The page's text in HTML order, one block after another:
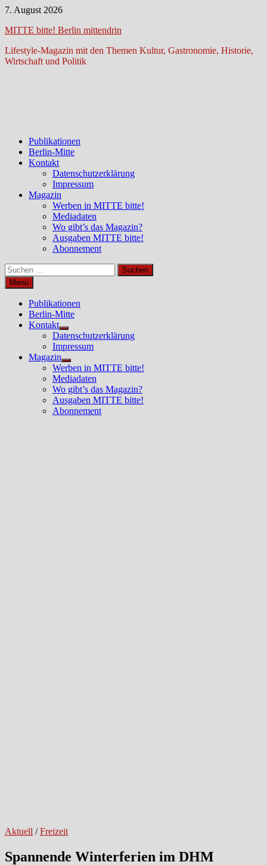
Zum
springen
7. August 2026
MITTE bitte! Berlin mittendrin
Lifestyle-Magazin mit den Themen Kultur, Gastronomie, Historie,
Wirtschaft und Politik
Publikationen
Berlin-Mitte
Kontakt
Datenschutzerklärung
Impressum
Magazin
Werben in MITTE bitte!
Mediadaten
Wo gibt’s das Magazin?
Ausgaben MITTE bitte!
Abonnement
Suchen
nach:
Menü
Publikationen
Berlin-Mitte
Kontakt
Untermenü
anzeigen
Datenschutzerklärung
Impressum
Magazin
Untermenü
anzeigen
Werben in MITTE bitte!
Mediadaten
Wo gibt’s das Magazin?
Ausgaben MITTE bitte!
Abonnement
Aktuell /Freizeit
Spannende Winterferien im DHM